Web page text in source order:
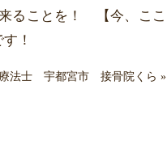
ることを！ 【今、ここ
！
法士 宇都宮市 接骨院くら »